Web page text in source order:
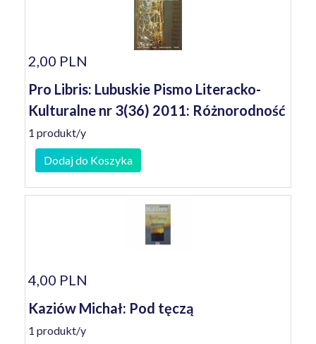
2,00 PLN
Pro Libris: Lubuskie Pismo Literacko-
Kulturalne nr 3(36) 2011: Różnorodność
1 produkt/y
Dodaj do Koszyka
4,00 PLN
Kaziów Michał: Pod tęczą
1 produkt/y